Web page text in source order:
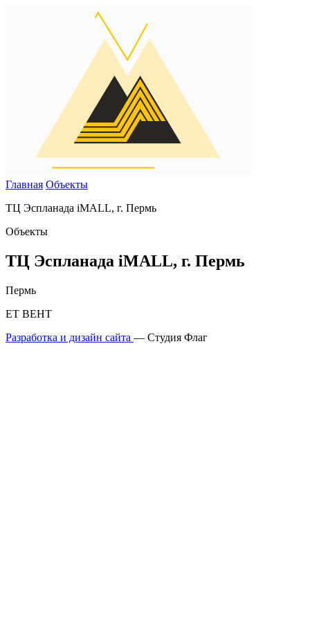
Главная Объекты
ТЦ Эспланада iMALL, г. Пермь
Объекты
ТЦ Эспланада iMALL, г. Пермь
Пермь
ЕТ ВЕНТ
Разработка и дизайн сайта — Студия Флаг